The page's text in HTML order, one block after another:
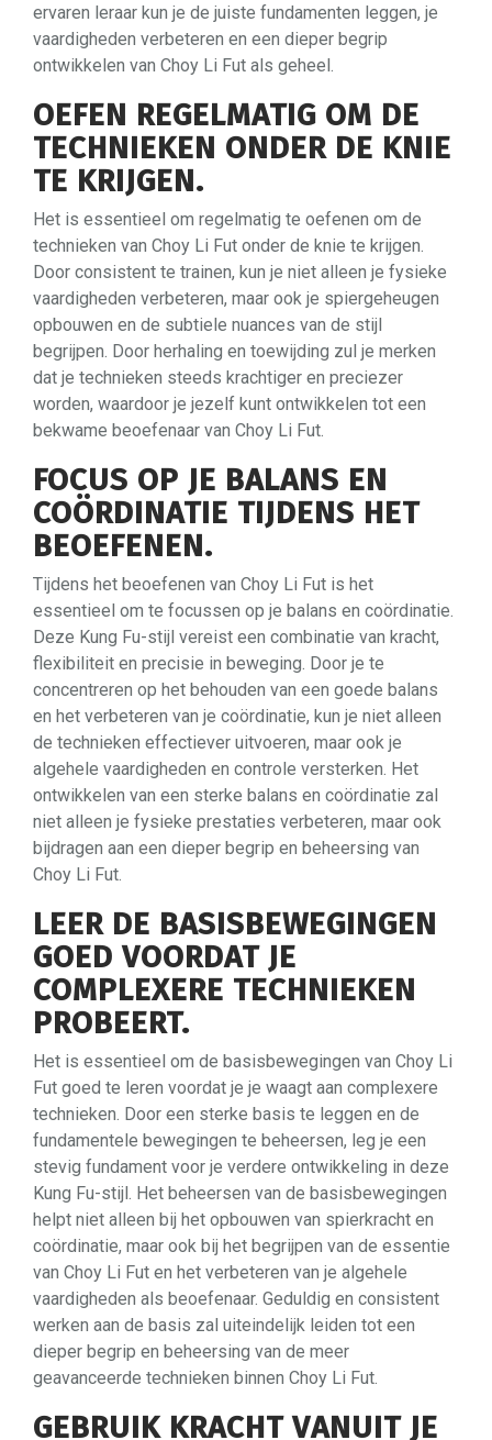
ervaren leraar kun je de juiste fundamenten leggen, je
vaardigheden verbeteren en een dieper begrip
ontwikkelen van Choy Li Fut als geheel.
OEFEN REGELMATIG OM DE
TECHNIEKEN ONDER DE KNIE
TE KRIJGEN.
Het is essentieel om regelmatig te oefenen om de
technieken van Choy Li Fut onder de knie te krijgen.
Door consistent te trainen, kun je niet alleen je fysieke
vaardigheden verbeteren, maar ook je spiergeheugen
opbouwen en de subtiele nuances van de stijl
begrijpen. Door herhaling en toewijding zul je merken
dat je technieken steeds krachtiger en preciezer
worden, waardoor je jezelf kunt ontwikkelen tot een
bekwame beoefenaar van Choy Li Fut.
FOCUS OP JE BALANS EN
COÖRDINATIE TIJDENS HET
BEOEFENEN.
Tijdens het beoefenen van Choy Li Fut is het
essentieel om te focussen op je balans en coördinatie.
Deze Kung Fu-stijl vereist een combinatie van kracht,
flexibiliteit en precisie in beweging. Door je te
concentreren op het behouden van een goede balans
en het verbeteren van je coördinatie, kun je niet alleen
de technieken effectiever uitvoeren, maar ook je
algehele vaardigheden en controle versterken. Het
ontwikkelen van een sterke balans en coördinatie zal
niet alleen je fysieke prestaties verbeteren, maar ook
bijdragen aan een dieper begrip en beheersing van
Choy Li Fut.
LEER DE BASISBEWEGINGEN
GOED VOORDAT JE
COMPLEXERE TECHNIEKEN
PROBEERT.
Het is essentieel om de basisbewegingen van Choy Li
Fut goed te leren voordat je je waagt aan complexere
technieken. Door een sterke basis te leggen en de
fundamentele bewegingen te beheersen, leg je een
stevig fundament voor je verdere ontwikkeling in deze
Kung Fu-stijl. Het beheersen van de basisbewegingen
helpt niet alleen bij het opbouwen van spierkracht en
coördinatie, maar ook bij het begrijpen van de essentie
van Choy Li Fut en het verbeteren van je algehele
vaardigheden als beoefenaar. Geduldig en consistent
werken aan de basis zal uiteindelijk leiden tot een
dieper begrip en beheersing van de meer
geavanceerde technieken binnen Choy Li Fut.
GEBRUIK KRACHT VANUIT JE